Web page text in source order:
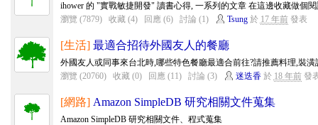
ihower 的 "實戰敏捷開發" 讀書心得, 一系列的文章 在這邊收藏做個
瀏覽 (7879)
收藏 (4) 回應 (6) 討論 (1) Tsung於 17 年前發表
[生活] 最適合招待外國友人的餐廳
外國友人或同事來台北時,哪些特色餐廳最適合前往?請推薦料理,裝
瀏覽 (20760)
收藏 (0) 回應 (11) 討論 (3) 迷迭香於 18 年前發
[網路] Amazon SimpleDB 研究相關文件蒐集
Amazon SimpleDB 研究相關文件、程式蒐集